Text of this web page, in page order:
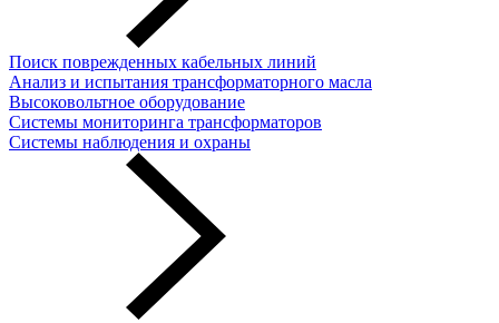
Поиск поврежденных кабельных линий
Анализ и испытания трансформаторного масла
Высоковольтное оборудование
Системы мониторинга трансформаторов
Системы наблюдения и охраны